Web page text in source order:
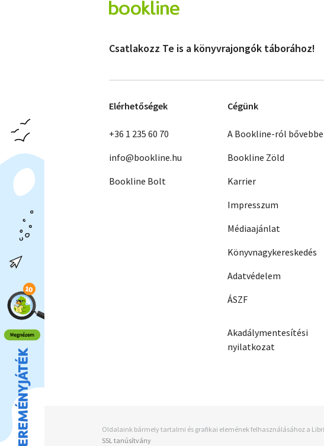
Csatlakozz Te is a könyvrajongók táborához!
Elérhetőségek
+36 1 235 60 70
info@bookline.hu
Bookline Bolt
Cégünk
A Bookline-ról
Bookline Zöld
Karrier
Impresszum
Médiaajánlat
Könyvnagykereskedés
Adatvédelem
ÁSZF
Akadálymentesítési
nyilatkozat
Oldalaink bármely tartalmi és grafikai elemének felhasználásához a
SSL tanúsítvány